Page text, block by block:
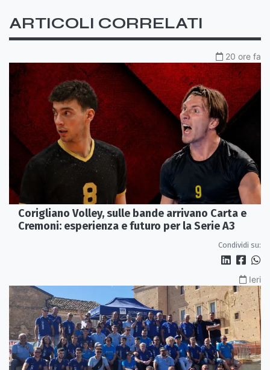
ARTICOLI CORRELATI
20 ore fa
Corigliano Volley, sulle bande arrivano Carta e
Cremoni: esperienza e futuro per la Serie A3
Condividi su:
Ieri